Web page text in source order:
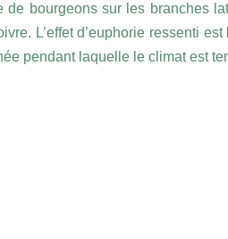
bourgeons sur les branches
L’effet d’euphorie ressenti
pendant laquelle le climat est